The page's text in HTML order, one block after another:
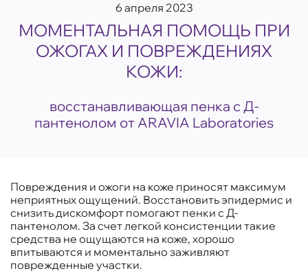
6 апреля 2023
МОМЕНТАЛЬНАЯ ПОМОЩЬ ПРИ
ОЖОГАХ И ПОВРЕЖДЕНИЯХ
КОЖИ:
восстанавливающая пенка с Д-
пантенолом от ARAVIA Laboratories
Повреждения и ожоги на коже приносят максимум
неприятных ощущений. Восстановить эпидермис и
снизить дискомфорт помогают пенки с Д-
пантенолом. За счет легкой консистенции такие
средства не ощущаются на коже, хорошо
впитываются и моментально заживляют
поврежденные участки.